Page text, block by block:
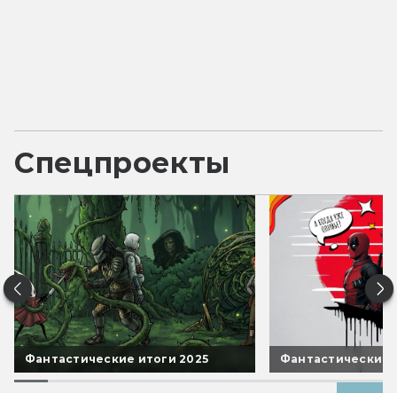
Спецпроекты
Фантастические итоги 2025 Фантастические